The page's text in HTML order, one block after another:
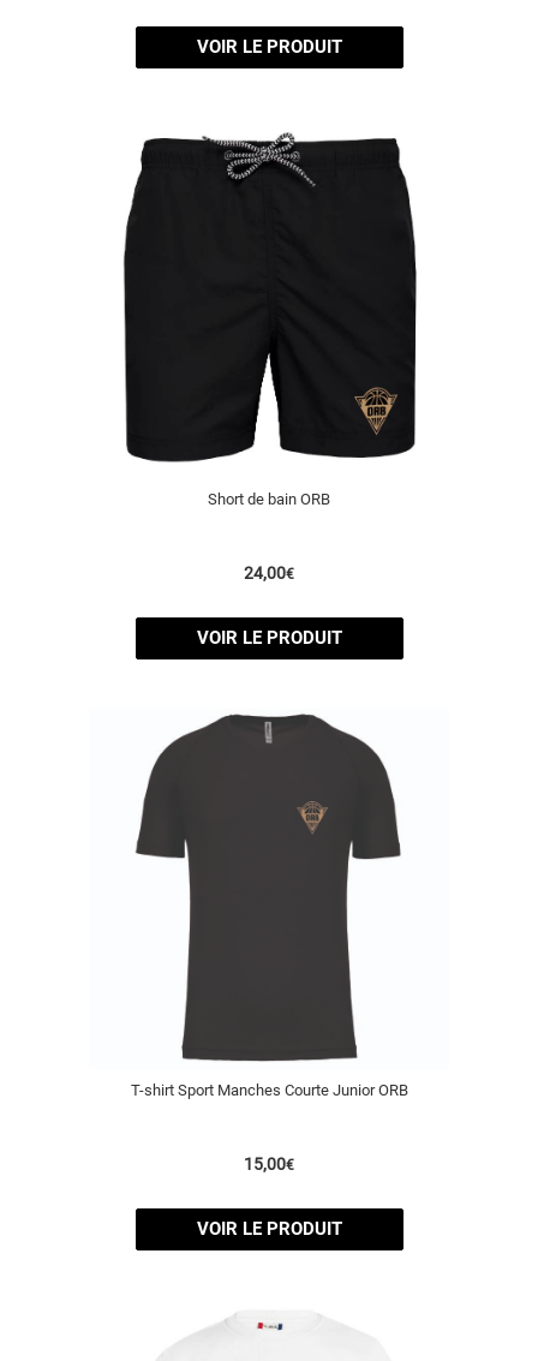
VOIR LE PRODUIT
Short de bain ORB
24,00€
VOIR LE PRODUIT
T-shirt Sport Manches Courte Junior ORB
15,00€
VOIR LE PRODUIT